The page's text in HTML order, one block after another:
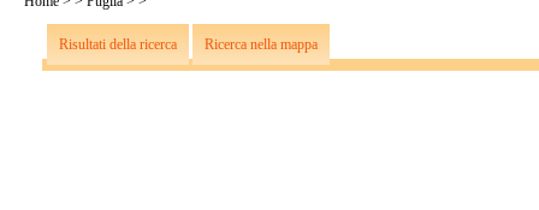
Risultati della ricerca Ricerca nella mappa